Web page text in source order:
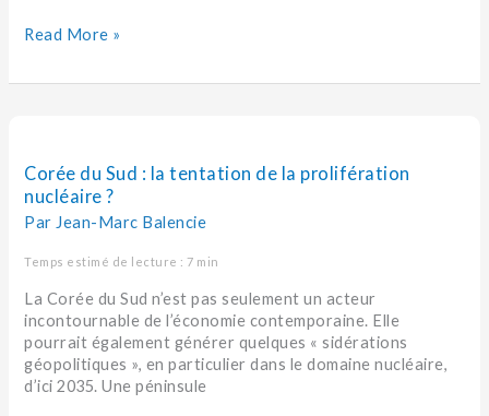
Read More »
Corée du Sud : la tentation de la prolifération
nucléaire ?
Par Jean-Marc Balencie
Temps estimé de lecture : 7 min
La Corée du Sud n’est pas seulement un acteur
incontournable de l’économie contemporaine. Elle
pourrait également générer quelques « sidérations
géopolitiques », en particulier dans le domaine nucléaire,
d’ici 2035. Une péninsule
Sud
:
la
tentation
de
prolifération
nucléaire
?